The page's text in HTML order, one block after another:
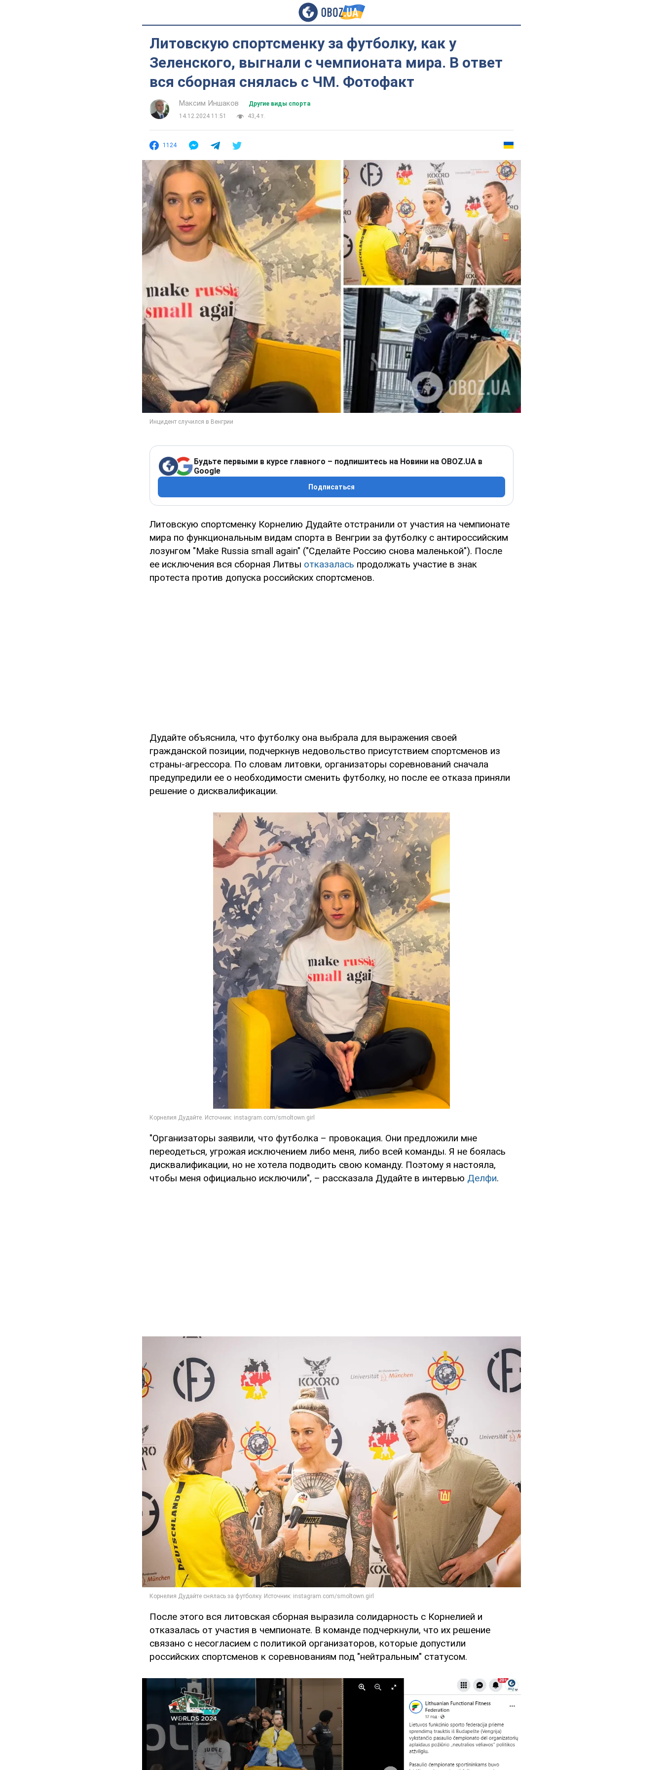
Литовскую спортсменку за футболку, как у
Зеленского, выгнали с чемпионата мира. В ответ
вся сборная снялась с ЧМ. Фотофакт
Максим Иншаков
Другие виды спорта
14.12.2024 11:51
43,4 т.
1124
Будьте первыми в курсе главного – подпишитесь на Новини на OBOZ.UA в
Google
Подписаться
Литовскую спортсменку Корнелию Дудайте отстранили от участия на чемпионате
мира по функциональным видам спорта в Венгрии за футболку с антироссийским
лозунгом "Make Russia small again" ("Сделайте Россию снова маленькой"). После
ее исключения вся сборная Литвы отказалась продолжать участие в знак
протеста против допуска российских спортсменов.
Дудайте объяснила, что футболку она выбрала для выражения своей
гражданской позиции, подчеркнув недовольство присутствием спортсменов из
страны-агрессора. По словам литовки, организаторы соревнований сначала
предупредили ее о необходимости сменить футболку, но после ее отказа приняли
решение о дисквалификации.
"Организаторы заявили, что футболка – провокация. Они предложили мне
переодеться, угрожая исключением либо меня, либо всей команды. Я не боялась
дисквалификации, но не хотела подводить свою команду. Поэтому я настояла,
чтобы меня официально исключили", – рассказала Дудайте в интервью Делфи.
После этого вся литовская сборная выразила солидарность с Корнелией и
отказалась от участия в чемпионате. В команде подчеркнули, что их решение
связано с несогласием с политикой организаторов, которые допустили
российских спортсменов к соревнованиям под "нейтральным" статусом.